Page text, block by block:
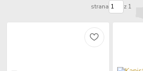
strana z 1